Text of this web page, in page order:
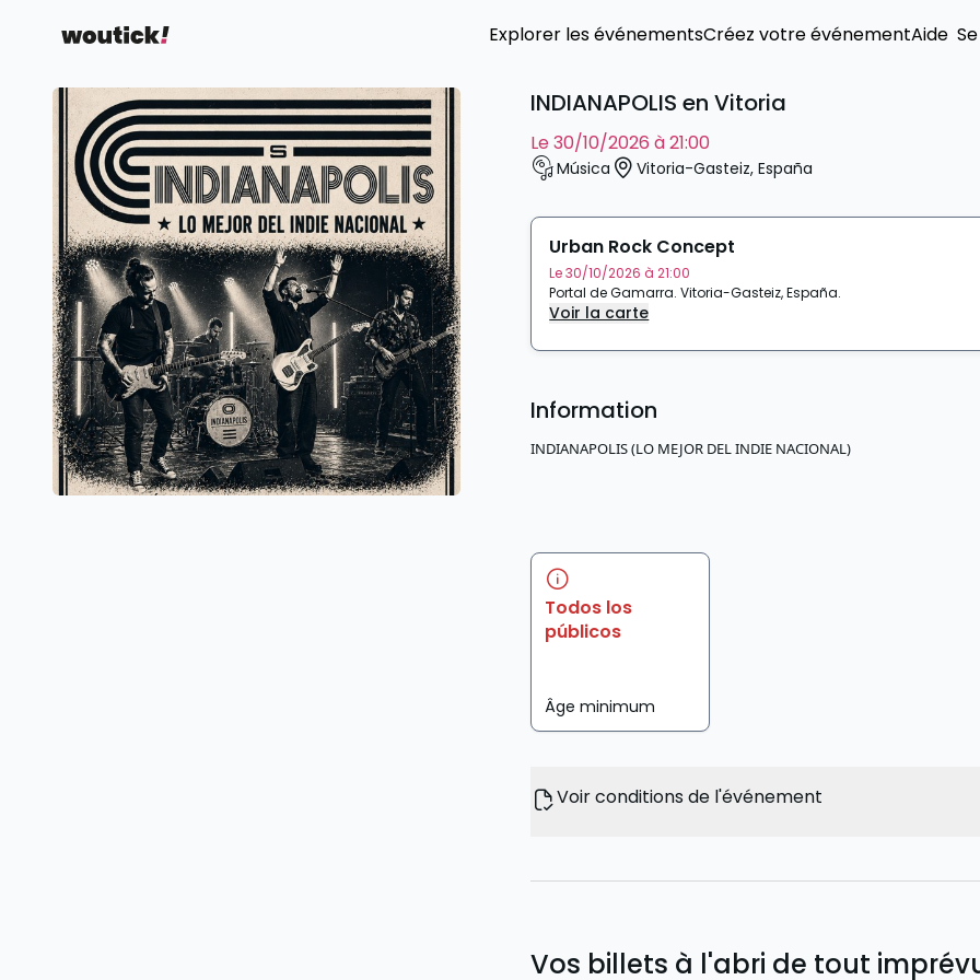
Explorer les événementsCréez votre événementAide
INDIANAPOLIS en Vitoria
le 30/10/2026 à 21:00
Música Vitoria-Gasteiz, España
Urban Rock Concept
Le 30/10/2026 à 21:00
Portal de Gamarra.Vitoria-Gasteiz,España.
Voir la carte
Information
INDIANAPOLIS (LO MEJOR DEL INDIE NACIONAL)
Todos los
públicos
Âge minimum
Voir conditions de l'événement
Vos billets à l'abri de tout